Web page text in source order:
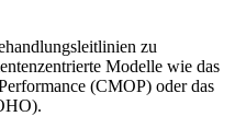
zu
Modelle wie das
(CMOP) oder das